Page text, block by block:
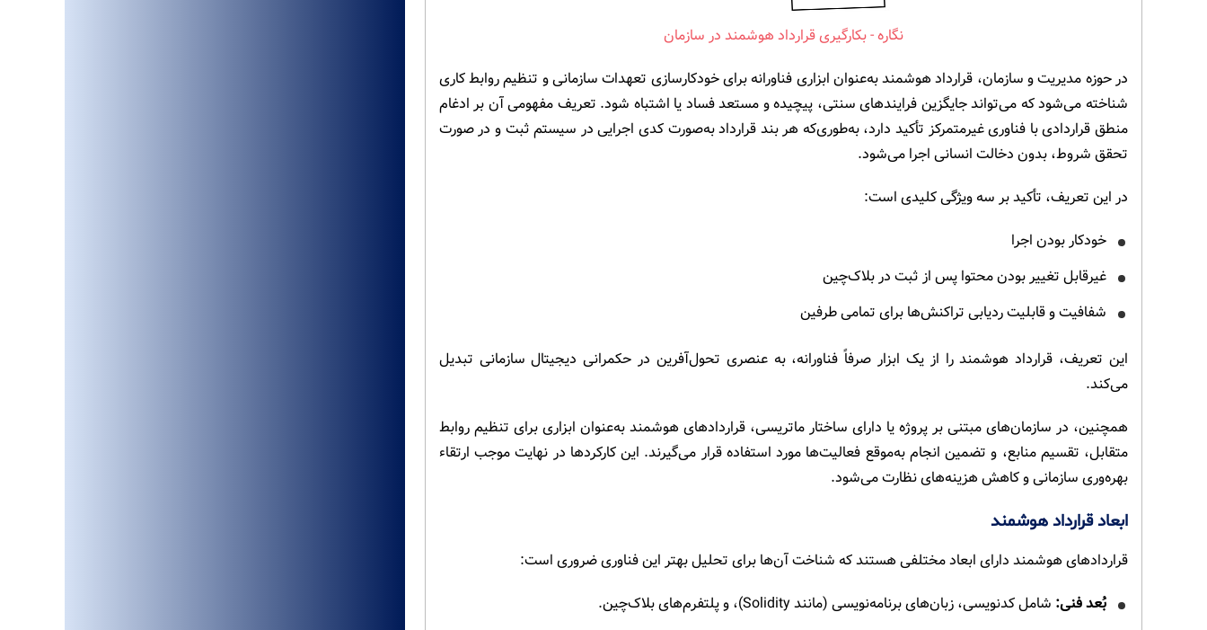
بکارگیری قرارداد هوشمند در سازمان
در حوزه مدیریت و سازمان، قرارداد هوشمند به‌عنوان ابزاری فناورانه برای خودکارسازی تعهدات سازمانی و تنظیم روابط کاری
شناخته می‌شود که می‌تواند جایگزین فرایندهای سنتی، پیچیده و مستعد فساد یا اشتباه شود. تعریف مفهومی آن بر ادغام
منطق قراردادی با فناوری غیرمتمرکز تأکید دارد، به‌طوری‌که هر بند قرارداد به‌صورت کدی اجرایی در سیستم ثبت و در صورت
تحقق شروط، بدون دخالت انسانی اجرا می‌شود.
در این تعریف، تأکید بر سه ویژگی کلیدی است:
خودکار بودن اجرا
غیرقابل تغییر بودن محتوا پس از ثبت در بلاک‌چین
شفافیت و قابلیت ردیابی تراکنش‌ها برای تمامی طرفین
این تعریف، قرارداد هوشمند را از یک ابزار صرفاً فناورانه، به عنصری تحول‌آفرین در حکمرانی دیجیتال سازمانی تبدیل
می‌کند.
همچنین، در سازمان‌های مبتنی بر پروژه یا دارای ساختار ماتریسی، قراردادهای هوشمند به‌عنوان ابزاری برای تنظیم روابط
متقابل، تقسیم منابع، و تضمین انجام به‌موقع فعالیت‌ها مورد استفاده قرار می‌گیرند. این کارکردها در نهایت موجب ارتقاء
بهره‌وری سازمانی و کاهش هزینه‌های نظارت می‌شود.
ابعاد قرارداد هوشمند
قراردادهای هوشمند دارای ابعاد مختلفی هستند که شناخت آن‌ها برای تحلیل بهتر این فناوری ضروری است:
بُعد فنی: شامل کدنویسی، زبان‌های برنامه‌نویسی (مانند Solidity)، و پلتفرم‌های بلاک‌چین.